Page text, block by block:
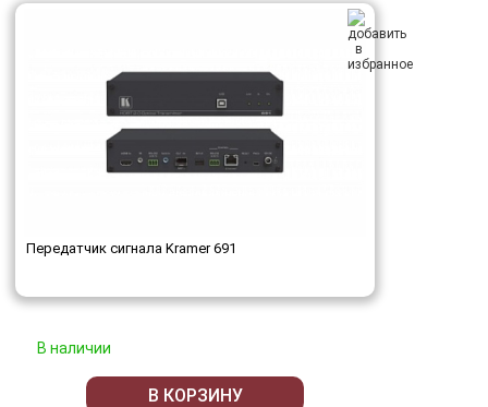
Передатчик сигнала Kramer 691
В наличии
В КОРЗИНУ